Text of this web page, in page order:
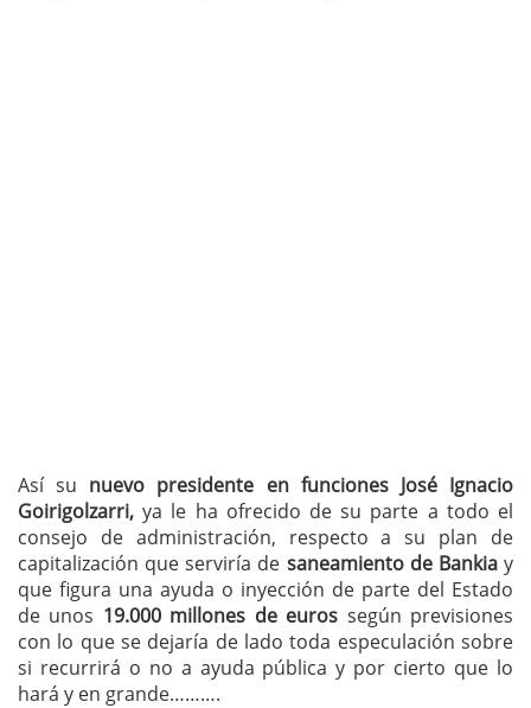
Así su nuevo presidente en funciones José Ignacio
Goirigolzarri, ya le ha ofrecido de su parte a todo el
consejo de administración, respecto a su plan de
capitalización que serviría de saneamiento de Bankiay
que figura una ayuda o inyección de parte del Estado
de unos 19.000 millones de euros según previsiones
con lo que se dejaría de lado toda especulación sobre
si recurrirá o no a ayuda pública y por cierto que lo
hará y en grande……….